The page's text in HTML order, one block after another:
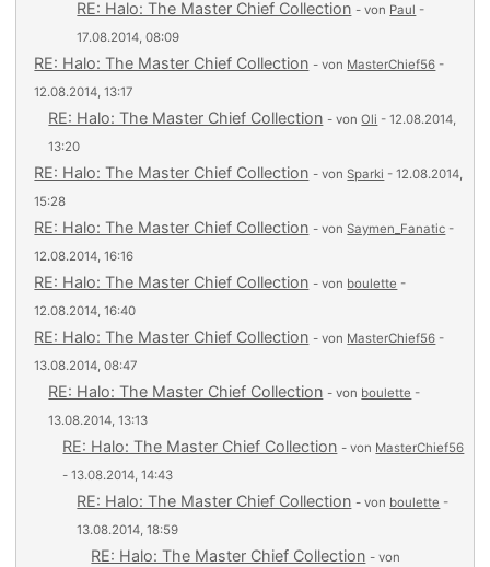
RE: Halo: The Master Chief Collection - von Paul -
17.08.2014, 08:09
RE: Halo: The Master Chief Collection - von MasterChief56 -
12.08.2014, 13:17
RE: Halo: The Master Chief Collection - vonOli - 12.08.2014,
13:20
RE: Halo: The Master Chief Collection - vonSparki - 12.08.2014,
15:28
RE: Halo: The Master Chief Collection - vonSaymen_Fanatic -
12.08.2014, 16:16
RE: Halo: The Master Chief Collection - von boulette -
12.08.2014, 16:40
RE: Halo: The Master Chief Collection - von MasterChief56 -
13.08.2014, 08:47
RE: Halo: The Master Chief Collection - von boulette -
13.08.2014, 13:13
RE: Halo: The Master Chief Collection - von MasterChief56
- 13.08.2014, 14:43
RE: Halo: The Master Chief Collection - von boulette -
13.08.2014, 18:59
RE: Halo: The Master Chief Collection - von